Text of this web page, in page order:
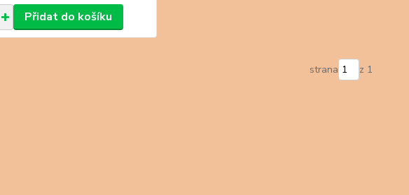
Přidat do košíku
strana z 1